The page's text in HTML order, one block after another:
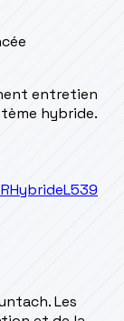
entretien
hybride.
HybrideL539
Les